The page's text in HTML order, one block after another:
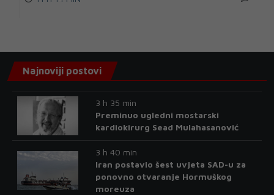
Najnoviji postovi
3 h 35 min
Preminuo ugledni mostarski
kardiokirurg Sead Mulahasanović
3 h 40 min
Iran postavio šest uvjeta SAD-u za
ponovno otvaranje Hormuškog
moreuza